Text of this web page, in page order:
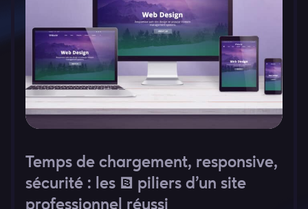
Temps de chargement, responsive,
sécurité : les 3 piliers d’un site
professionnel réussi